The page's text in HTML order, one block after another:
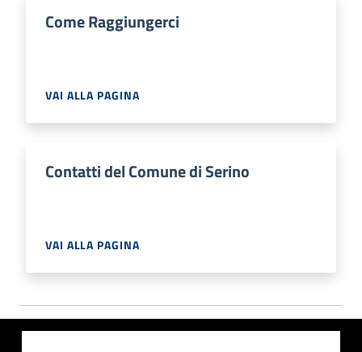
Come Raggiungerci
VAI ALLA PAGINA
Contatti del Comune di Serino
VAI ALLA PAGINA